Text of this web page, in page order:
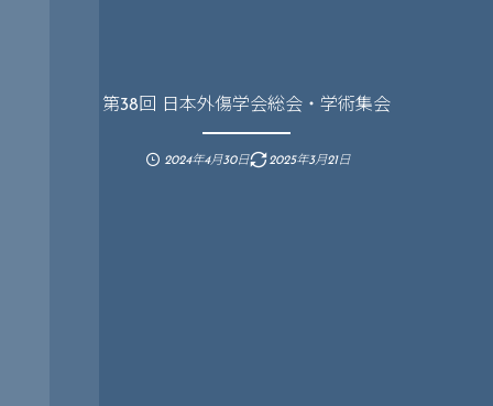
第38回 日本外傷学会総会・学術集会
2024年4月30日 2025年3月21日